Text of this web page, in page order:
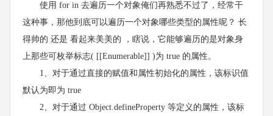
使用 for in 去遍历一个对象俺们再熟悉不过了，经常干
这种事，那他到底可以遍历一个对象哪些类型的属性呢？ 长
得帅的 还是 看起来美美的 ，瞎说，它能够遍历的是对象身
上那些可枚举标志( [[Enumerable]] )为 true 的属性。
1、对于通过直接的赋值和属性初始化的属性，该标识值
默认为即为 true
2、对于通过 Object.defineProperty 等定义的属性，该标